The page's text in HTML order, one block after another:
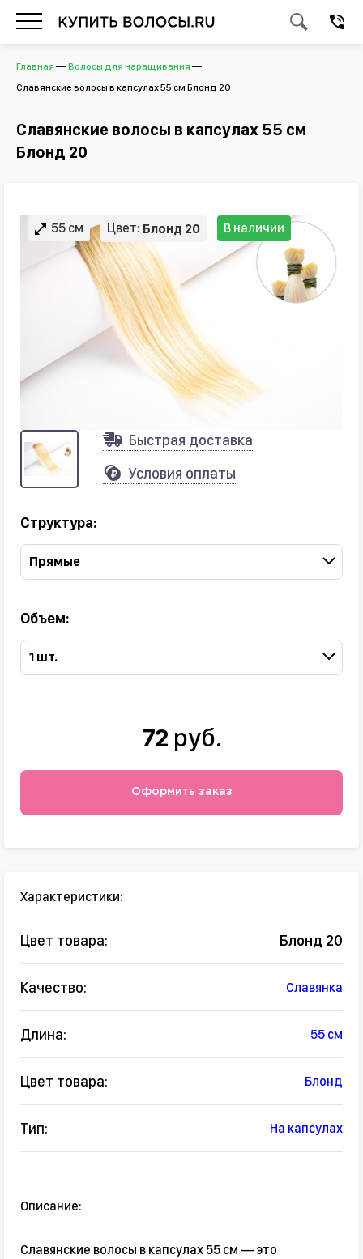
Главная
Волосы для наращивания
Славянские волосы в капсулах 55 см Блонд 20
Славянские волосы в капсулах 55 см
Блонд 20
55 см Цвет: Блонд 20 В наличии
Быстрая доставка
Условия оплаты
Структура:
Прямые
Объем:
1 шт.
72 руб.
Оформить заказ
Характеристики:
Цвет товара: Блонд 20
Качество: Славянка
Длина: 55 см
Цвет товара: Блонд
Тип: На капсулах
Описание:
Славянские волосы в капсулах 55 см — это